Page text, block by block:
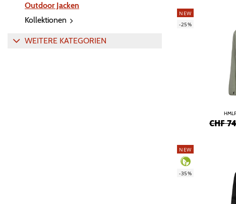
Outdoor Jacken
Kollektionen
WEITERE KATEGORIEN
NEW
-25%
CHF
NEW
-35%